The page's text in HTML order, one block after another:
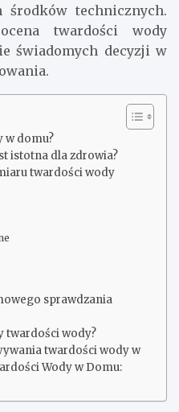
technicznych.
twardości wody
świadomych decyzji w
w domu?
istotna dla zdrowia?
twardości wody
sprawdzania
twardości wody?
twardości wody w
Wody w Domu: